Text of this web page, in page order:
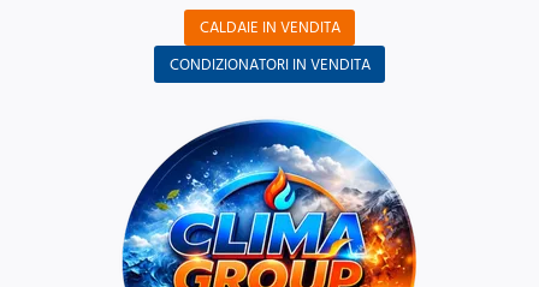
CALDAIE IN VENDITA
CONDIZIONATORI IN VENDITA